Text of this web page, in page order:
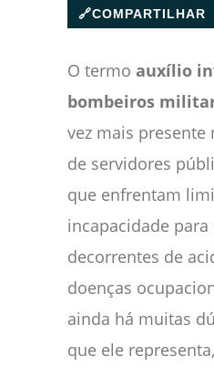
🔗COMPARTILHAR
O termo auxílio
bombeiros
vez mais presente
de servidores
que enfrentam
incapacidade
decorrentes de
doenças
ainda há muitas
que ele